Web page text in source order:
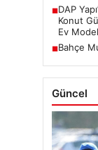
■DAP
Konut
Ev
■Bahçe
Güncel